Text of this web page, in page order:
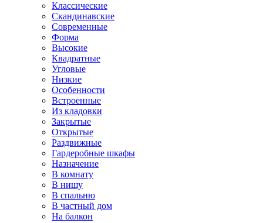
Классические
Скандинавские
Современные
Форма
Высокие
Квадратные
Угловые
Низкие
Особенности
Встроенные
Из кладовки
Закрытые
Открытые
Раздвижные
Гардеробные шкафы
Назначение
В комнату
В нишу
В спальню
В частный дом
На балкон